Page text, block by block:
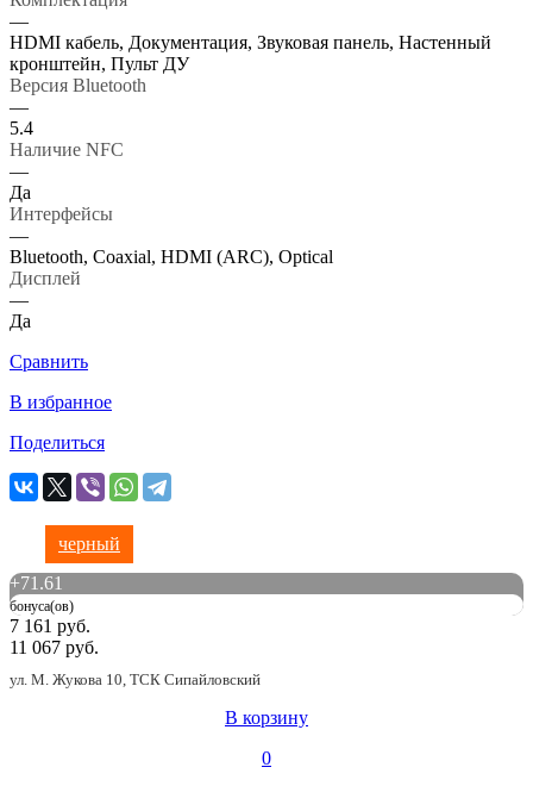
—
HDMI кабель, Документация, Звуковая панель, Настенный
кронштейн, Пульт ДУ
Версия Bluetooth
—
5.4
Наличие NFC
—
Да
Интерфейсы
—
Bluetooth, Coaxial, HDMI (ARC), Optical
Дисплей
—
Да
Сравнить
В избранное
Поделиться
черный
+71.61
бонуса(ов)
7 161 руб.
11 067 руб.
ул. М. Жукова 10, ТСК Сипайловский
В корзину
0